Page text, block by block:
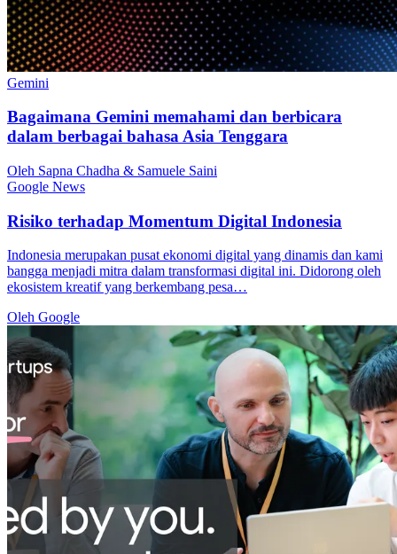
Gemini
Bagaimana Gemini memahami dan berbicara
dalam berbagai bahasa Asia Tenggara
Oleh Sapna Chadha & Samuele Saini
Google News
Risiko terhadap Momentum Digital Indonesia
Indonesia merupakan pusat ekonomi digital yang dinamis dan kami
bangga menjadi mitra dalam transformasi digital ini. Didorong oleh
ekosistem kreatif yang berkembang pesa…
Oleh Google